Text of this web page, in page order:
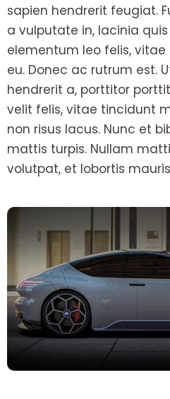
sapien hendrerit feugiat.
a vulputate in, lacinia
elementum leo felis,
eu. Donec ac rutrum est.
hendrerit a, porttitor
velit felis, vitae tincidunt
non risus lacus. Nunc et
mattis turpis. Nullam
volutpat, et lobortis